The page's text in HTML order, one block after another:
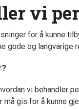
vi
for å kunne
gode og langvarige
vi behandler
må gis for å kunne